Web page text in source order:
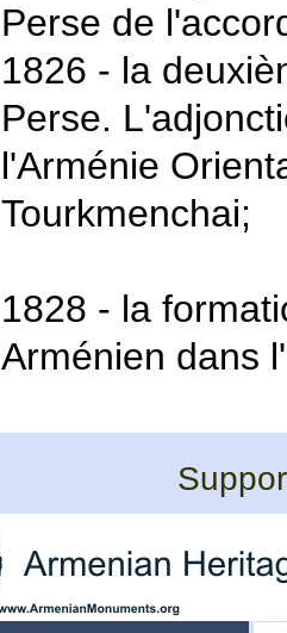
Perse de
1826 - la
Perse.
l'Arménie
Tourkmenchai;
1828 - la
Arménien dans